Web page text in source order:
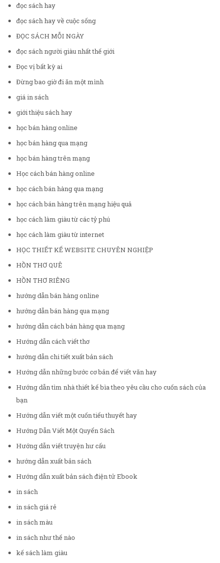
đọc sách hay
đọc sách hay về cuộc sống
ĐỌC SÁCH MỖI NGÀY
đọc sách người giàu nhất thế giới
Đọc vị bất kỳ ai
Đừng bao giờ đi ăn một mình
giá in sách
giới thiệu sách hay
học bán hàng online
học bán hàng qua mạng
học bán hàng trên mạng
Học cách bán hàng online
học cách bán hàng qua mạng
học cách bán hàng trên mạng hiệu quả
học cách làm giàu từ các tỷ phú
học cách làm giàu từ internet
HỌC THIẾT KẾ WEBSITE CHUYÊN NGHIỆP
HỒN THƠ QUÊ
HỒN THƠ RIÊNG
hướng dẫn bán hàng online
hướng dẫn bán hàng qua mạng
hướng dẫn cách bán hàng qua mạng
Hướng dẫn cách viết thơ
hướng dẫn chi tiết xuất bản sách
Hướng dẫn những bước cơ bản để viết văn hay
Hướng dẫn tìm nhà thiết kế bìa theo yêu cầu cho cuốn sách của
bạn
Hướng dẫn viết một cuốn tiểu thuyết hay
Hướng Dẫn Viết Một Quyển Sách
Hướng dẫn viết truyện hư cấu
hướng dẫn xuất bản sách
Hướng dẫn xuất bản sách điện tử Ebook
in sách
in sách giá rẻ
in sách màu
in sách như thế nào
kế sách làm giàu